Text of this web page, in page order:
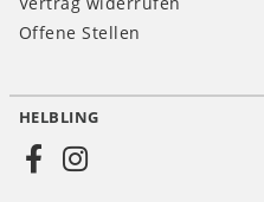
Offene Stellen
Social
HELBLING